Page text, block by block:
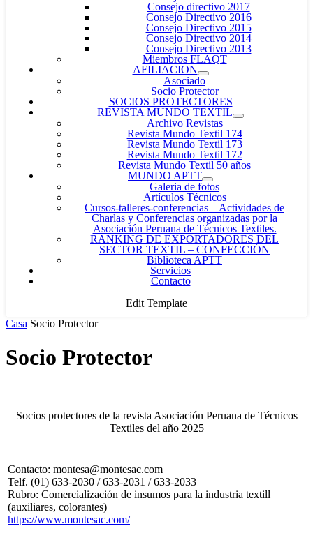
Consejo directivo 2017
Consejo Directivo 2016
Consejo Directivo 2015
Consejo Directivo 2014
Consejo Directivo 2013
Miembros FLAQT
AFILIACION
Asociado
Socio Protector
SOCIOS PROTECTORES
REVISTA MUNDO TEXTIL
Archivo Revistas
Revista Mundo Textil 174
Revista Mundo Textil 173
Revista Mundo Textil 172
Revista Mundo Textil 50 años
MUNDO APTT
Galeria de fotos
Artículos Técnicos
Cursos-talleres-conferencias – Actividades de
Charlas y Conferencias organizadas por la
Asociación Peruana de Técnicos Textiles.
RANKING DE EXPORTADORES DEL
SECTOR TEXTIL – CONFECCIÓN
Biblioteca APTT
Servicios
Contacto
Edit Template
Casa Socio Protector
Socio Protector
Socios protectores de la revista Asociación Peruana de Técnicos
Textiles del año 2025
Contacto: montesa@montesac.com
Telf. (01) 633-2030 / 633-2031 / 633-2033
Rubro: Comercialización de insumos para la industria textill
(auxiliares, colorantes)
https://www.montesac.com/